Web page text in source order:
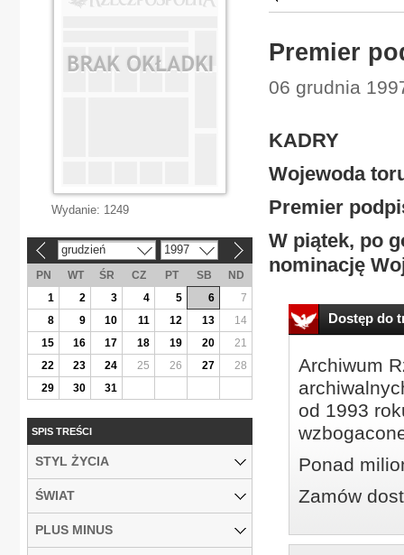
Premier
06 grudnia
KADRY
Wojewoda
Premier
W piątek, po
nominację
Dostęp do
Archiwum
od 1993
Ponad
Zamów
Wydanie: 1249
grudzień 1997
PN WT ŚR CZ PT SB
ND
1
2 3 4 5 6
7
8
9 10 11 12 13
14
15
16 17 18 19 20
21
22
23 24 25 26 27
28
29
30 31
SPIS TREŚCI
STYL ŻYCIA
ŚWIAT
PLUS MINUS